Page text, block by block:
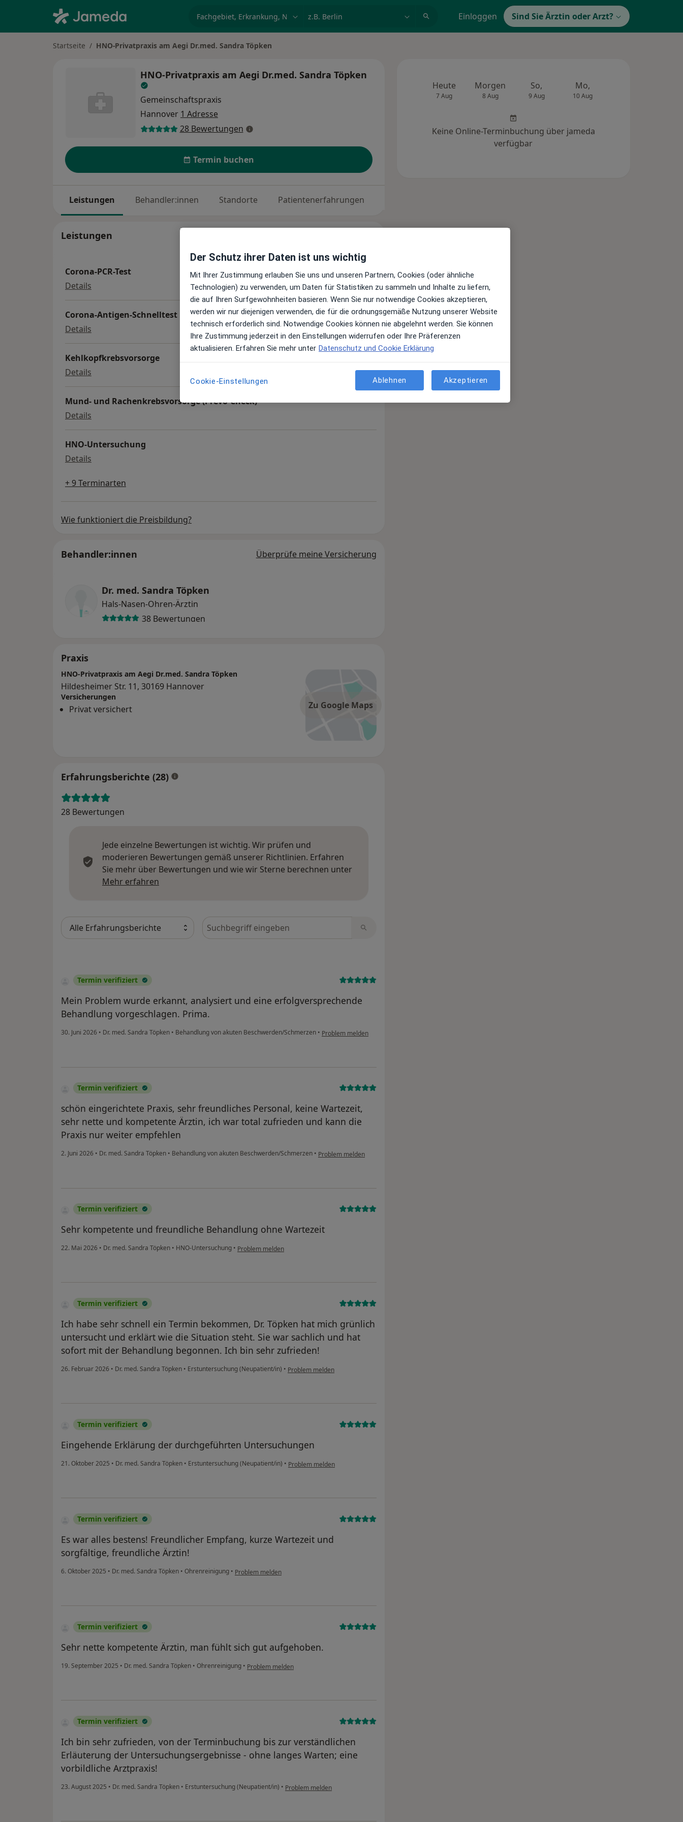
Einloggen Sind Sie Ärztin oder Arzt?
Startseite HNO-Privatpraxis am Aegi Dr.med. Sandra Töpken
HNO-Privatpraxis am Aegi Dr.med. Sandra Töpken
Gemeinschaftspraxis
Hannover 1 Adresse
28 Bewertungen
Termin buchen
Leistungen Behandler:innen Standorte Patientenerfahrungen
Leistungen
Corona-PCR-Test
Details
Corona-Antigen-Schnelltest
Details Corona-Antigen-Schnelltest
Kehlkopfkrebsvorsorge
Details
Mund- und Rachenkrebsvorsorge (Prevo-Check)
Details
HNO-Untersuchung
Details
+ 9 Terminarten
Wie funktioniert die Preisbildung?
Behandler:innen Überprüfe meine Versicherung
Dr. med. Sandra Töpken
Hals-Nasen-Ohren-Ärztin
38 Bewertungen
Praxis
Zu Google Maps
HNO-Privatpraxis am Aegi Dr.med. Sandra Töpken
Hildesheimer Str. 11, 30169 Hannover
Versicherungen
Privat versichert
Erfahrungsberichte (28)
28 Bewertungen
Jede einzelne Bewertungen ist wichtig. Wir prüfen und
moderieren Bewertungen gemäß unserer Richtlinien. Erfahren
Sie mehr über Bewertungen und wie wir Sterne berechnen unter
Mehr erfahren
Bewertungen durchsuchen
Termin verifiziert
Mein Problem wurde erkannt, analysiert und eine erfolgversprechende
Behandlung vorgeschlagen. Prima.
30. Juni 2026 • Dr. med. Sandra Töpken • Behandlung von akuten Beschwerden/Schmerzen • Problem melden
Termin verifiziert
schön eingerichtete Praxis, sehr freundliches Personal, keine Wartezeit,
sehr nette und kompetente Ärztin, ich war total zufrieden und kann die
Praxis nur weiter empfehlen
2. Juni 2026 • Dr. med. Sandra Töpken • Behandlung von akuten Beschwerden/Schmerzen • Problem melden
Termin verifiziert
Sehr kompetente und freundliche Behandlung ohne Wartezeit
22. Mai 2026 • Dr. med. Sandra Töpken • HNO-Untersuchung • Problem melden
Termin verifiziert
Ich habe sehr schnell ein Termin bekommen, Dr. Töpken hat mich grünlich
untersucht und erklärt wie die Situation steht. Sie war sachlich und hat
sofort mit der Behandlung begonnen. Ich bin sehr zufrieden!
26. Februar 2026 • Dr. med. Sandra Töpken • Erstuntersuchung (Neupatient/in) • Problem melden
Termin verifiziert
Eingehende Erklärung der durchgeführten Untersuchungen
21. Oktober 2025 • Dr. med. Sandra Töpken • Erstuntersuchung (Neupatient/in) • Problem melden
Termin verifiziert
Es war alles bestens! Freundlicher Empfang, kurze Wartezeit und
sorgfältige, freundliche Ärztin!
6. Oktober 2025 • Dr. med. Sandra Töpken • Ohrenreinigung • Problem melden
Termin verifiziert
Sehr nette kompetente Ärztin, man fühlt sich gut aufgehoben.
19. September 2025 • Dr. med. Sandra Töpken • Ohrenreinigung • Problem melden
Termin verifiziert
Ich bin sehr zufrieden, von der Terminbuchung bis zur verständlichen
Erläuterung der Untersuchungsergebnisse - ohne langes Warten; eine
vorbildliche Arztpraxis!
23. August 2025 • Dr. med. Sandra Töpken • Erstuntersuchung (Neupatient/in) • Problem melden
Heute
7 Aug
Morgen
8 Aug
So,
9 Aug
Mo,
10 Aug
Keine Online-Terminbuchung über jameda
verfügbar
Der Schutz ihrer Daten ist uns wichtig
Mit Ihrer Zustimmung erlauben Sie uns und unseren Partnern, Cookies (oder ähnliche
Technologien) zu verwenden, um Daten für Statistiken zu sammeln und Inhalte zu liefern,
die auf Ihren Surfgewohnheiten basieren. Wenn Sie nur notwendige Cookies akzeptieren,
werden wir nur diejenigen verwenden, die für die ordnungsgemäße Nutzung unserer Website
technisch erforderlich sind. Notwendige Cookies können nie abgelehnt werden. Sie können
Ihre Zustimmung jederzeit in den Einstellungen widerrufen oder Ihre Präferenzen
aktualisieren. Erfahren Sie mehr unter Datenschutz und Cookie Erklärung
Cookie-Einstellungen Ablehnen Akzeptieren